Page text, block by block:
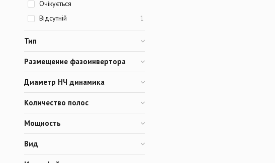
Очікується
Відсутній
1
Тип
Размещение фазоинвертора
Диаметр НЧ динамика
Количество полос
Мощность
Вид